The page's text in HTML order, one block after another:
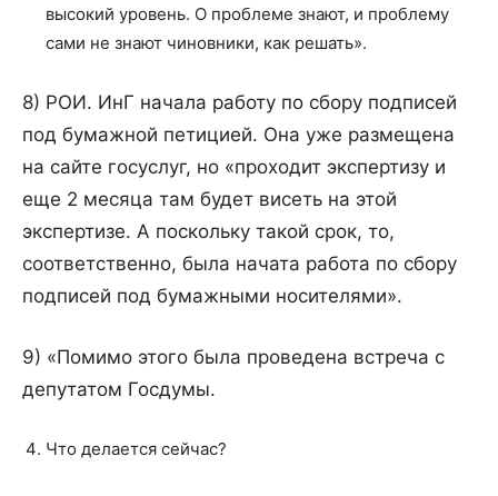
высокий уровень. О проблеме знают, и проблему
сами не знают чиновники, как решать».
8) РОИ. ИнГ начала работу по сбору подписей
под бумажной петицией. Она уже размещена
на сайте госуслуг, но «проходит экспертизу и
еще 2 месяца там будет висеть на этой
экспертизе. А поскольку такой срок, то,
соответственно, была начата работа по сбору
подписей под бумажными носителями».
9) «Помимо этого была проведена встреча с
депутатом Госдумы.
Что делается сейчас?